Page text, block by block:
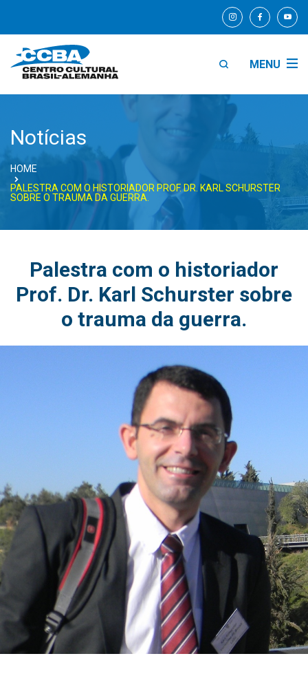
MENU
Notícias
HOME
PALESTRA COM O HISTORIADOR PROF. DR. KARL SCHURSTER
SOBRE O TRAUMA DA GUERRA.
Palestra com o historiador
Prof. Dr. Karl Schurster sobre
o trauma da guerra.